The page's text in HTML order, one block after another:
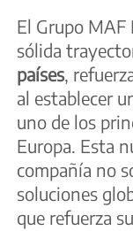
El Grupo MAF
sólida
países,
al establecer
uno de los
Europa. Esta
compañía no
soluciones
que refuerza